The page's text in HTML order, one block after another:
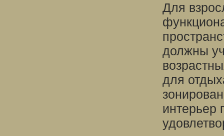
Для
должны
для
интерьер